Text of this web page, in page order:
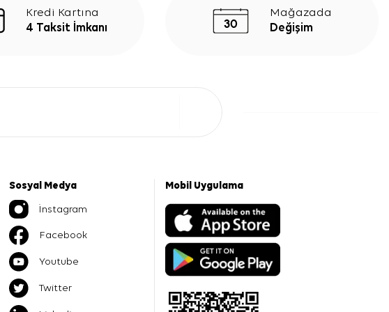
Kredi Kartına
4 Taksit İmkanı
Mağazada
Değişim
Sosyal Medya
İnstagram
Facebook
Youtube
Twitter
Mobil Uygulama